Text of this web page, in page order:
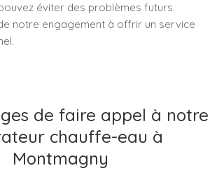
éviter des problèmes futurs.
notre engagement à offrir un service
de faire appel à notre
chauffe-eau à
Montmagny